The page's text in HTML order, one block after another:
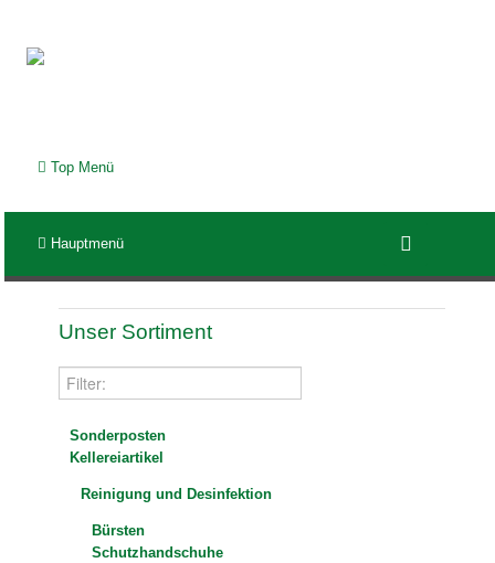
Top Menü
Hauptmenü
Unser Sortiment
Sonderposten
Kellereiartikel
Reinigung und Desinfektion
Bürsten
Schutzhandschuhe